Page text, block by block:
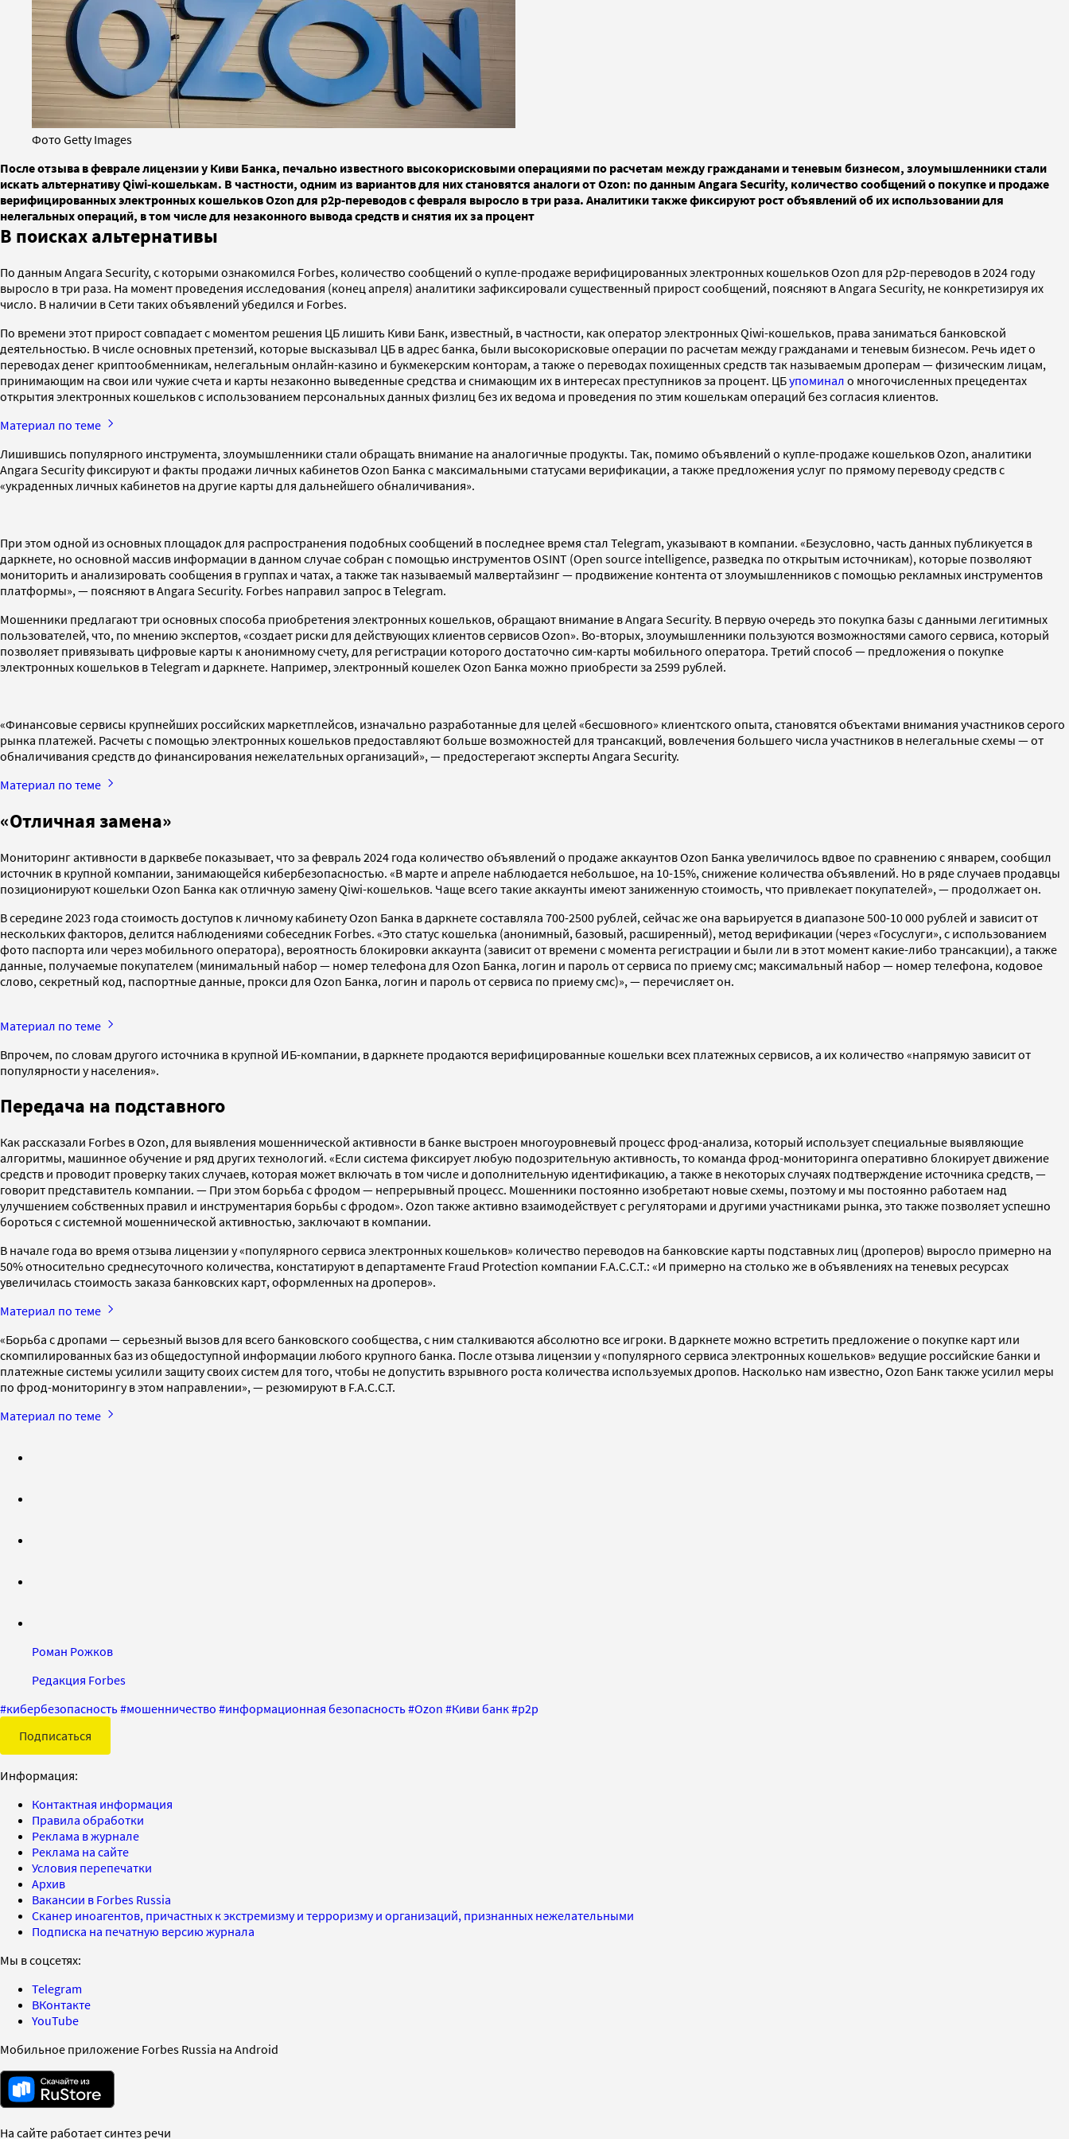
Фото Getty Images
После отзыва в феврале лицензии у Киви Банка, печально известного высокорисковыми операциями по расчетам между гражданами и теневым бизнесом, злоумышленники стали
искать альтернативу Qiwi-кошелькам. В частности, одним из вариантов для них становятся аналоги от Ozon: по данным Angara Security, количество сообщений о покупке и продаже
верифицированных электронных кошельков Ozon для p2p-переводов с февраля выросло в три раза. Аналитики также фиксируют рост объявлений об их использовании для
нелегальных операций, в том числе для незаконного вывода средств и снятия их за процент
В поисках альтернативы
По данным Angara Security, с которыми ознакомился Forbes, количество сообщений о купле-продаже верифицированных электронных кошельков Ozon для p2p-переводов в 2024 году
выросло в три раза. На момент проведения исследования (конец апреля) аналитики зафиксировали существенный прирост сообщений, поясняют в Angara Security, не конкретизируя их
число. В наличии в Сети таких объявлений убедился и Forbes.
По времени этот прирост совпадает с моментом решения ЦБ лишить Киви Банк, известный, в частности, как оператор электронных Qiwi-кошельков, права заниматься банковской
деятельностью. В числе основных претензий, которые высказывал ЦБ в адрес банка, были высокорисковые операции по расчетам между гражданами и теневым бизнесом. Речь идет о
переводах денег криптообменникам, нелегальным онлайн-казино и букмекерским конторам, а также о переводах похищенных средств так называемым дроперам — физическим лицам,
принимающим на свои или чужие счета и карты незаконно выведенные средства и снимающим их в интересах преступников за процент. ЦБупоминал о многочисленных прецедентах
открытия электронных кошельков с использованием персональных данных физлиц без их ведома и проведения по этим кошелькам операций без согласия клиентов.
Материал по теме
Лишившись популярного инструмента, злоумышленники стали обращать внимание на аналогичные продукты. Так, помимо объявлений о купле-продаже кошельков Ozon, аналитики
Angara Security фиксируют и факты продажи личных кабинетов Ozon Банка с максимальными статусами верификации, а также предложения услуг по прямому переводу средств с
«украденных личных кабинетов на другие карты для дальнейшего обналичивания».
При этом одной из основных площадок для распространения подобных сообщений в последнее время стал Telegram, указывают в компании. «Безусловно, часть данных публикуется в
даркнете, но основной массив информации в данном случае собран с помощью инструментов OSINT (Open source intelligence, разведка по открытым источникам), которые позволяют
мониторить и анализировать сообщения в группах и чатах, а также так называемый малвертайзинг — продвижение контента от злоумышленников с помощью рекламных инструментов
платформы», — поясняют в Angara Security. Forbes направил запрос в Telegram.
Мошенники предлагают три основных способа приобретения электронных кошельков, обращают внимание в Angara Security. В первую очередь это покупка базы с данными легитимных
пользователей, что, по мнению экспертов, «создает риски для действующих клиентов сервисов Ozon». Во-вторых, злоумышленники пользуются возможностями самого сервиса, который
позволяет привязывать цифровые карты к анонимному счету, для регистрации которого достаточно сим-карты мобильного оператора. Третий способ — предложения о покупке
электронных кошельков в Telegram и даркнете. Например, электронный кошелек Ozon Банка можно приобрести за 2599 рублей.
«Финансовые сервисы крупнейших российских маркетплейсов, изначально разработанные для целей «бесшовного» клиентского опыта, становятся объектами внимания участников серого
рынка платежей. Расчеты с помощью электронных кошельков предоставляют больше возможностей для трансакций, вовлечения большего числа участников в нелегальные схемы — от
обналичивания средств до финансирования нежелательных организаций», — предостерегают эксперты Angara Security.
Материал по теме
«Отличная замена»
Мониторинг активности в дарквебе показывает, что за февраль 2024 года количество объявлений о продаже аккаунтов Ozon Банка увеличилось вдвое по сравнению с январем, сообщил
источник в крупной компании, занимающейся кибербезопасностью. «В марте и апреле наблюдается небольшое, на 10-15%, снижение количества объявлений. Но в ряде случаев продавцы
позиционируют кошельки Ozon Банка как отличную замену Qiwi-кошельков. Чаще всего такие аккаунты имеют заниженную стоимость, что привлекает покупателей», — продолжает он.
В середине 2023 года стоимость доступов к личному кабинету Ozon Банка в даркнете составляла 700-2500 рублей, сейчас же она варьируется в диапазоне 500-10 000 рублей и зависит от
нескольких факторов, делится наблюдениями собеседник Forbes. «Это статус кошелька (анонимный, базовый, расширенный), метод верификации (через «Госуслуги», с использованием
фото паспорта или через мобильного оператора), вероятность блокировки аккаунта (зависит от времени с момента регистрации и были ли в этот момент какие-либо трансакции), а также
данные, получаемые покупателем (минимальный набор — номер телефона для Ozon Банка, логин и пароль от сервиса по приему смс; максимальный набор — номер телефона, кодовое
слово, секретный код, паспортные данные, прокси для Ozon Банка, логин и пароль от сервиса по приему смс)», — перечисляет он.
Материал по теме
Впрочем, по словам другого источника в крупной ИБ-компании, в даркнете продаются верифицированные кошельки всех платежных сервисов, а их количество «напрямую зависит от
популярности у населения».
Передача на подставного
Как рассказали Forbes в Ozon, для выявления мошеннической активности в банке выстроен многоуровневый процесс фрод-анализа, который использует специальные выявляющие
алгоритмы, машинное обучение и ряд других технологий. «Если система фиксирует любую подозрительную активность, то команда фрод-мониторинга оперативно блокирует движение
средств и проводит проверку таких случаев, которая может включать в том числе и дополнительную идентификацию, а также в некоторых случаях подтверждение источника средств, —
говорит представитель компании. — При этом борьба с фродом — непрерывный процесс. Мошенники постоянно изобретают новые схемы, поэтому и мы постоянно работаем над
улучшением собственных правил и инструментария борьбы с фродом». Ozon также активно взаимодействует с регуляторами и другими участниками рынка, это также позволяет успешно
бороться с системной мошеннической активностью, заключают в компании.
В начале года во время отзыва лицензии у «популярного сервиса электронных кошельков» количество переводов на банковские карты подставных лиц (дроперов) выросло примерно на
50% относительно среднесуточного количества, констатируют в департаменте Fraud Protection компании F.A.C.C.T.: «И примерно на столько же в объявлениях на теневых ресурсах
увеличилась стоимость заказа банковских карт, оформленных на дроперов».
Материал по теме
«Борьба с дропами — серьезный вызов для всего банковского сообщества, с ним сталкиваются абсолютно все игроки. В даркнете можно встретить предложение о покупке карт или
скомпилированных баз из общедоступной информации любого крупного банка. После отзыва лицензии у «популярного сервиса электронных кошельков» ведущие российские банки и
платежные системы усилили защиту своих систем для того, чтобы не допустить взрывного роста количества используемых дропов. Насколько нам известно, Ozon Банк также усилил меры
по фрод-мониторингу в этом направлении», — резюмируют в F.A.C.C.T.
Материал по теме
Роман Рожков
Редакция Forbes
#кибербезопасность#мошенничество #информационная безопасность#Ozon #Киви банк#p2p
Подписаться
Информация:
Контактная информация
Правила обработки
Реклама в журнале
Реклама на сайте
Условия перепечатки
Архив
Вакансии в Forbes Russia
Сканер иноагентов, причастных к экстремизму и терроризму и организаций, признанных нежелательными
Подписка на печатную версию журнала
Мы в соцсетях:
Telegram
ВКонтакте
YouTube
Мобильное приложение Forbes Russia на Android
На сайте работает синтез речи